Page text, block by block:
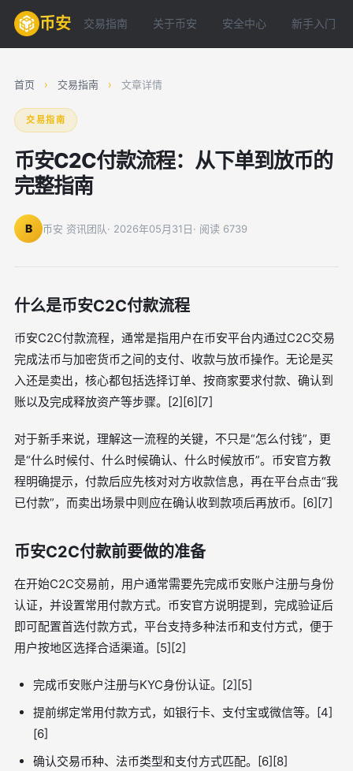
币安 交易指南 关于币安 安全中心 新手入门
首页 › 交易指南 › 文章详情
交易指南
币安C2C付款流程：从下单到放币的
完整指南
B 币安 资讯团队· 2026年05月31日· 阅读 6739
什么是币安C2C付款流程
币安C2C付款流程，通常是指用户在币安平台内通过C2C交易
完成法币与加密货币之间的支付、收款与放币操作。无论是买
入还是卖出，核心都包括选择订单、按商家要求付款、确认到
账以及完成释放资产等步骤。[2][6][7]
对于新手来说，理解这一流程的关键，不只是“怎么付钱”，更
是“什么时候付、什么时候确认、什么时候放币”。币安官方教
程明确提示，付款后应先核对对方收款信息，再在平台点击“我
已付款”，而卖出场景中则应在确认收到款项后再放币。[6][7]
币安C2C付款前要做的准备
在开始C2C交易前，用户通常需要先完成币安账户注册与身份
认证，并设置常用付款方式。币安官方说明提到，完成验证后
即可配置首选付款方式，平台支持多种法币和支付方式，便于
用户按地区选择合适渠道。[5][2]
完成币安账户注册与KYC身份认证。[2][5]
提前绑定常用付款方式，如银行卡、支付宝或微信等。[4]
[6]
确认交易币种、法币类型和支付方式匹配。[6][8]